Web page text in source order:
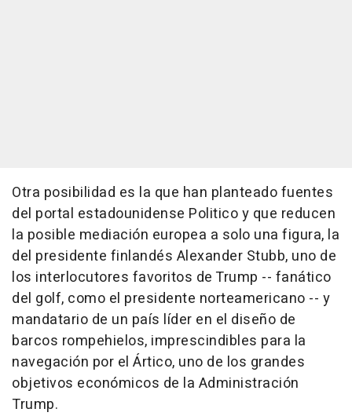
Otra posibilidad es la que han planteado fuentes
del portal estadounidense Politico y que reducen
la posible mediación europea a solo una figura, la
del presidente finlandés Alexander Stubb, uno de
los interlocutores favoritos de Trump -- fanático
del golf, como el presidente norteamericano -- y
mandatario de un país líder en el diseño de
barcos rompehielos, imprescindibles para la
navegación por el Ártico, uno de los grandes
objetivos económicos de la Administración
Trump.